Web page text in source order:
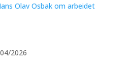
Olav Osbak om arbeidet
2026